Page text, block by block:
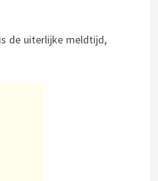
de uiterlijke meldtijd,